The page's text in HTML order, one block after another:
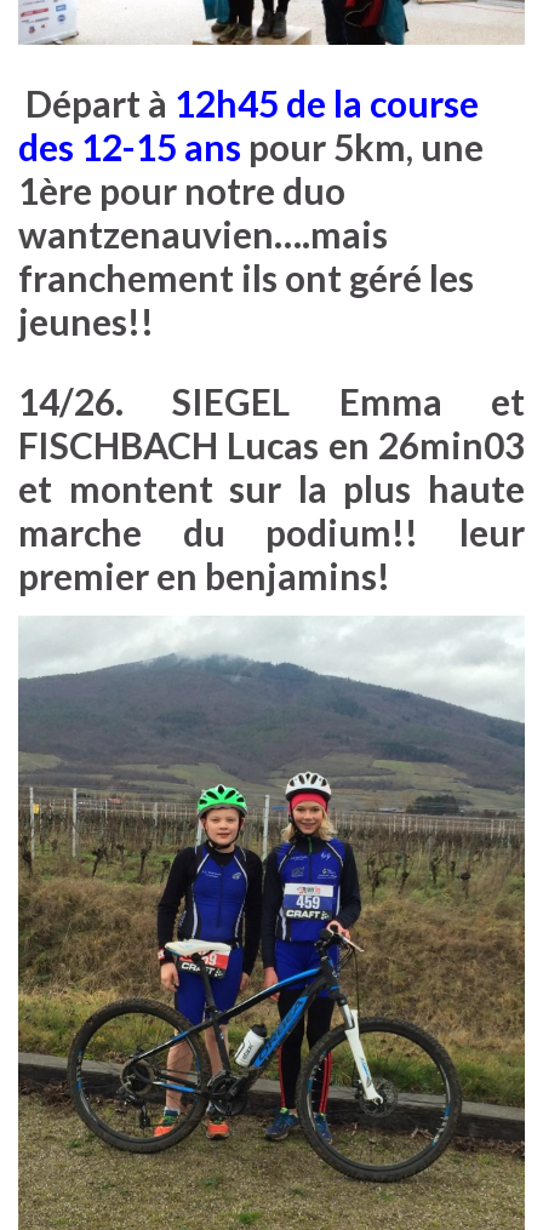
Départ à 12h45 de la course
des 12-15 ans pour 5km, une
1ère pour notre duo
wantzenauvien….mais
franchement ils ont géré les
jeunes!!
14/26. SIEGEL Emma et
FISCHBACH Lucas en 26min03
et montent sur la plus haute
marche du podium!! leur
premier en benjamins!